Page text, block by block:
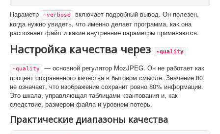
Параметр -verbose
включает подробный вывод. Он полезен,
когда нужно увидеть, что именно делает программа, как она
распознает файл и какие внутренние параметры применяются.
Настройка качества через -quality
-quality
— основной регулятор MozJPEG. Он не работает как
процент сохраненного качества в бытовом смысле. Значение 80
не означает, что изображение сохранит ровно 80% информации.
Это шкала, управляющая таблицами квантования и, как
следствие, размером файла и уровнем потерь.
Практические диапазоны качества